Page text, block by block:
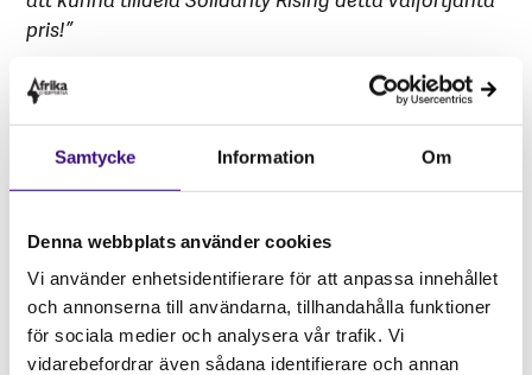
Samtycke Information Om
Denna webbplats använder cookies
Vi använder enhetsidentifierare för att anpassa innehållet
och annonserna till användarna, tillhandahålla funktioner
för sociala medier och analysera vår trafik. Vi
vidarebefordrar även sådana identifierare och annan
pris!”